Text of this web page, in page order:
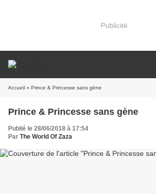
Publicité
Accueil » Prince & Princesse sans gène
Prince & Princesse sans gène
Publié le 28/06/2018 à 17:54
Par The World Of Zaza